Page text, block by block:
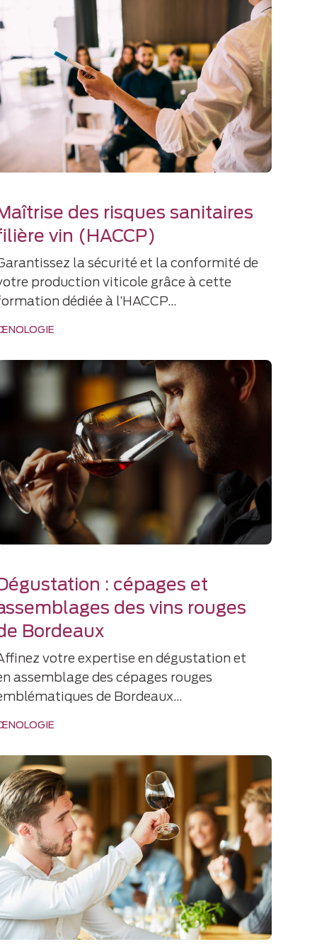
des risques sanitaires
vin (HACCP)
la sécurité et la conformité de
production viticole grâce à cette
dédiée à l’HACCP…
: cépages et
des vins rouges
Bordeaux
votre expertise en dégustation et
assemblage des cépages rouges
de Bordeaux…